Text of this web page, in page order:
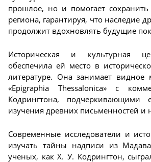
прошлое, но и помогает сохранить
региона, гарантируя, что наследие
продолжит вдохновлять будущие
Историческая и культурная
обеспечила ей место в
литературе. Она занимает видное
«Epigraphia Thessalonica» с
Кодрингтона, подчеркивающими
изучения древних письменностей и
Современные исследователи и
изучать тайны надписи из
ученых, как Х. У. Кодрингтон,